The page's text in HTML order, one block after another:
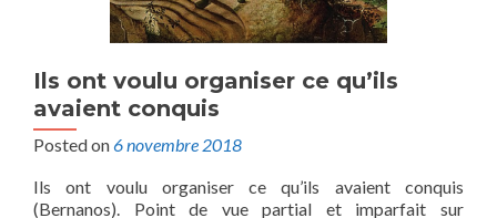
Ils ont voulu organiser ce qu’ils
avaient conquis
Posted on6 novembre 2018
Ils ont voulu organiser ce qu’ils avaient conquis
(Bernanos). Point de vue partial et imparfait sur